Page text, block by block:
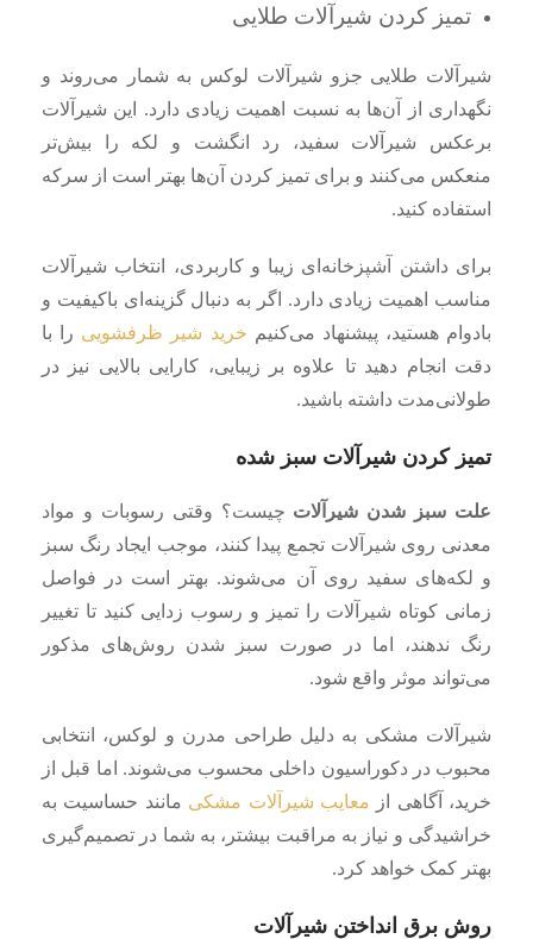
تمیز کردن شیرآلات طلایی
شیرآلات طلایی جزو شیرآلات لوکس به شمار می‌روند و
نگهداری از آن‌ها به نسبت اهمیت زیادی دارد. این شیرآلات
برعکس شیرآلات سفید، رد انگشت و لکه را بیش‌تر
منعکس می‌کنند و برای تمیز کردن آن‌ها بهتر است از سرکه
استفاده کنید.
برای داشتن آشپزخانه‌ای زیبا و کاربردی، انتخاب شیرآلات
مناسب اهمیت زیادی دارد. اگر به دنبال گزینه‌ای باکیفیت و
بادوام هستید، پیشنهاد می‌کنیم خرید شیر ظرفشویی را با
دقت انجام دهید تا علاوه بر زیبایی، کارایی بالایی نیز در
طولانی‌مدت داشته باشید.
تمیز کردن شیرآلات سبز شده
علت سبز شدن شیرآلات چیست؟ وقتی رسوبات و مواد
معدنی روی شیرآلات تجمع پیدا کنند، موجب ایجاد رنگ سبز
و لکه‌های سفید روی آن می‌شوند. بهتر است در فواصل
زمانی کوتاه شیرآلات را تمیز و رسوب‌ زدایی کنید تا تغییر
رنگ ندهند، اما در صورت سبز شدن روش‌های مذکور
می‌تواند موثر واقع شود.
شیرآلات مشکی به دلیل طراحی مدرن و لوکس، انتخابی
محبوب در دکوراسیون داخلی محسوب می‌شوند. اما قبل از
خرید، آگاهی از معایب شیرآلات مشکی مانند حساسیت به
خراشیدگی و نیاز به مراقبت بیشتر، به شما در تصمیم‌گیری
بهتر کمک خواهد کرد.
روش برق انداختن شیرآلات